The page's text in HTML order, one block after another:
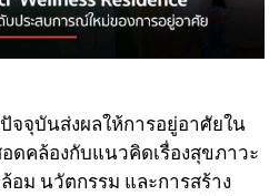
จจุบันส่งผลให้การอยู่อาศัยใน
ดคล้องกับแนวคิดเรื่องสุขภาวะ
ม นวัตกรรม และการสร้าง